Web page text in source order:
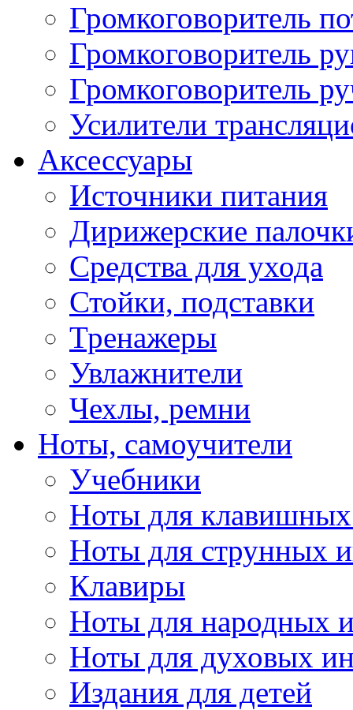
Громкоговоритель
Громкоговоритель
Громкоговоритель
Усилители
Аксессуары
Источники питания
Дирижерские
Средства для ухода
Стойки, подставки
Тренажеры
Увлажнители
Чехлы, ремни
Ноты, самоучители
Учебники
Ноты для клавишных
Ноты для струнных
Клавиры
Ноты для народных
Ноты для духовых
Издания для детей